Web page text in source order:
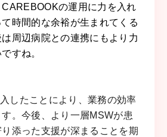
CAREBOOKの運用に力を入れ
時間的な余裕が生まれてくる
周辺病院との連携にもより力
すね。
したことにより、業務の効率
。今後、より一層MSWが患
添った支援が深まることを期